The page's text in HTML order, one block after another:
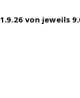
von jeweils